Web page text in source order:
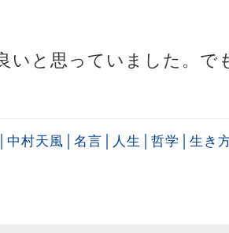
いと思っていました。で
中村天風│名言│人生│哲学│生き